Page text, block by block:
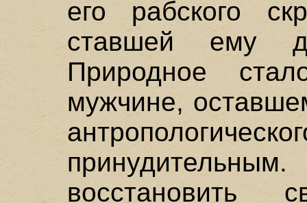
его рабского
ставшей ему
Природное
мужчине,
восстановить